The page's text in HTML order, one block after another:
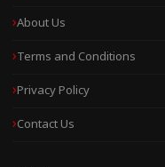
About Us
Terms and Conditions
Privacy Policy
Contact Us